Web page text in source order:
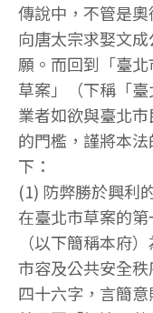
傳說中，不管是
向唐太宗求娶文
願。而回到「臺
草案」（下稱「
業者如欲與臺北
的門檻，謹將本
下：
(1) 防弊勝於興利
在臺北市草案的
（以下簡稱本府
市容及公共安全
四十六字，言簡